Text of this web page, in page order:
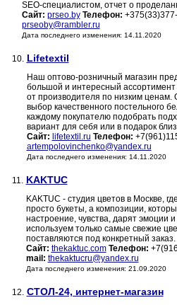
SEO-специалистом, отчет о
Сайт: prseo.by Телефон:
prseoby@rambler.ru
Дата последнего изменения: 14.11.2020
10. Lifetextil
Наш оптово-розничный магазин
большой и интересный
от производителя по низким ценам.
выбор качественного постельного
каждому покупателю подобрать
вариант для себя или в подарок
Сайт: lifetextil.ru Телефон:
artempolovinchenko@yandex.ru
Дата последнего изменения: 14.11.2020
11. KAKTUC
KAKTUC - студия цветов в Москве,
просто букеты, а композиции,
настроение, чувства, дарят эмоции
используем только самые свежие
поставляются под конкретный заказ.
Сайт: thekaktuc.com Телефон:
mail: thekaktucru@yandex.ru
Дата последнего изменения: 21.09.2020
12. СТОЛ-24, интернет-магазин